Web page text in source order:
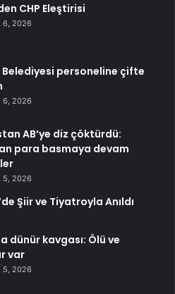
CHP Eleştirisi
6, 2026
Belediyesi personeline çifte
6, 2026
AB’ye diz çöktürdü:
para basmaya devam
5, 2026
Şiir ve Tiyatroyla Anıldı
dünür kavgası: Ölü ve
var
5, 2026